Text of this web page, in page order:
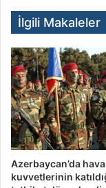
İlgili Makaleler
Azerbaycan’da
kuvvetlerinin